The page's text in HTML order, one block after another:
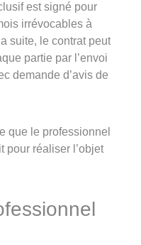
est signé pour
irrévocables à
suite, le contrat peut
partie par l’envoi
demande d’avis de
que le professionnel
pour réaliser l’objet